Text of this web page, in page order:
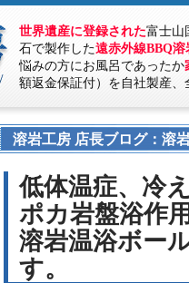
世界遺産に登録された富士山
石で製作した遠赤外線BBQ溶
悩みの方にお風呂であったか
額返金保証付）を自社製産
溶岩工房 店長ブログ：溶
低体温症、冷
ポカ岩盤浴作
溶岩温浴ボー
す。